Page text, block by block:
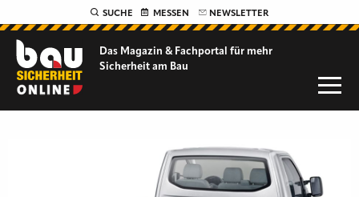
SUCHE MESSEN NEWSLETTER
Das Magazin & Fachportal für mehr
Sicherheit am Bau